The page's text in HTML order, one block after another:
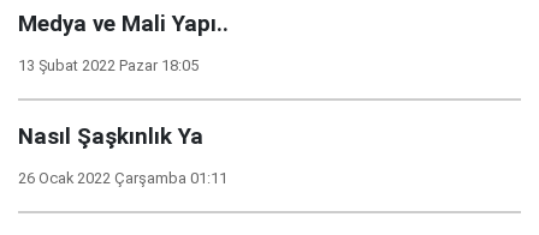
Medya ve Mali Yapı..
13 Şubat 2022 Pazar 18:05
Nasıl Şaşkınlık Ya
26 Ocak 2022 Çarşamba 01:11